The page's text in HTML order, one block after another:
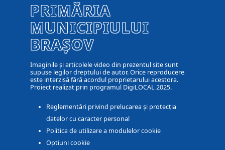
PRIMĂRIA
MUNICIPIULUI
BRAȘOV
Imaginile și articolele video din prezentul site sunt
supuse legilor dreptului de autor. Orice reproducere
este interzisă fără acordul proprietarului acestora.
Proiect realizat prin programul DigiLOCAL 2025.
Reglementări privind prelucarea și protecția
datelor cu caracter personal
Politica de utilizare a modulelor cookie
Optiuni cookie